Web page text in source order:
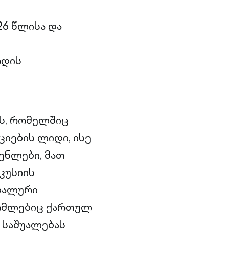
წლისა და
რომელშიც
ლიდი, ისე
მათ
ქართულ